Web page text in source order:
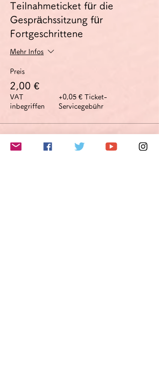
Teilnahmeticket für die
Gesprächssitzung für
Fortgeschrittene
Mehr Infos
Preis
2,00 €
VAT
inbegriffen
+0,05 € Ticket-
Servicegebühr
このイベントをシェア